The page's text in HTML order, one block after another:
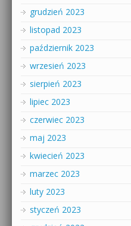
grudzień 2023
listopad 2023
październik 2023
wrzesień 2023
sierpień 2023
lipiec 2023
czerwiec 2023
maj 2023
kwiecień 2023
marzec 2023
luty 2023
styczeń 2023